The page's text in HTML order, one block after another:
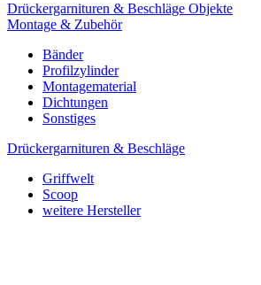
Drückergarnituren & Beschläge Objekte
Montage & Zubehör
Bänder
Profilzylinder
Montagematerial
Dichtungen
Sonstiges
Drückergarnituren & Beschläge
Griffwelt
Scoop
weitere Hersteller